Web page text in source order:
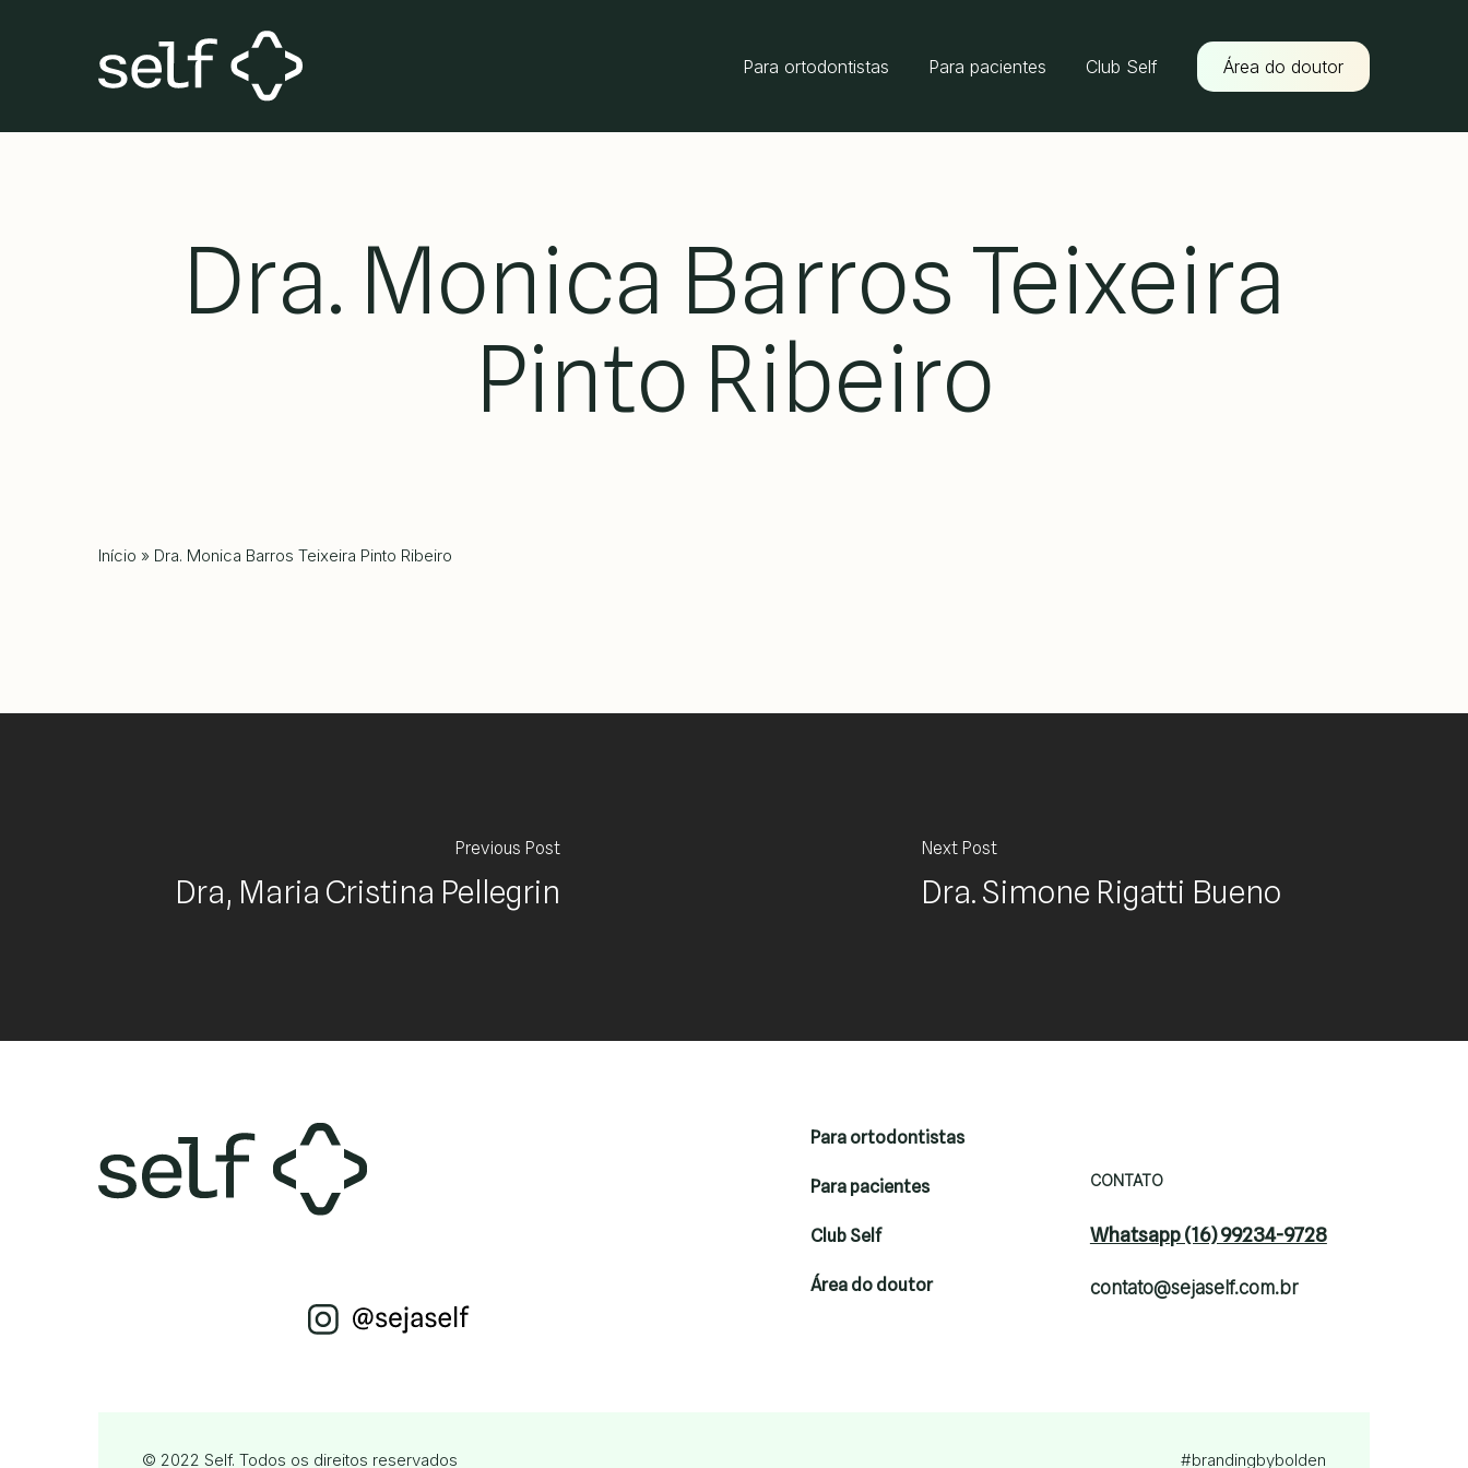
Para ortodontistas Para pacientes Club Self Área do doutor
Dra. Monica Barros Teixeira
Pinto Ribeiro
Início » Dra. Monica Barros Teixeira Pinto Ribeiro
Previous Post
Dra, Maria Cristina Pellegrin
Next Post
Dra. Simone Rigatti Bueno
Para ortodontistas
Para pacientes
Club Self
Área do doutor
CONTATO
Whatsapp (16) 99234-9728
contato@sejaself.com.br
© 2022 Self. Todos os direitos reservados #brandingbybolden